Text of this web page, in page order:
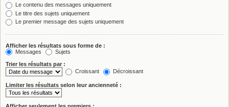
Le contenu des messages uniquement
Le titre des sujets uniquement
Le premier message des sujets uniquement
Afficher les résultats sous forme de :
Messages
Sujets
Trier les résultats par :
Croissant
Décroissant
Limiter les résultats selon leur ancienneté :